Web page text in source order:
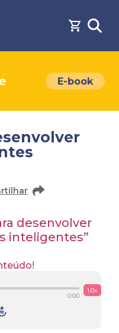
E-book
para acessar o conteúdo
desenvolver
inteligentes”
0:00
1.0x